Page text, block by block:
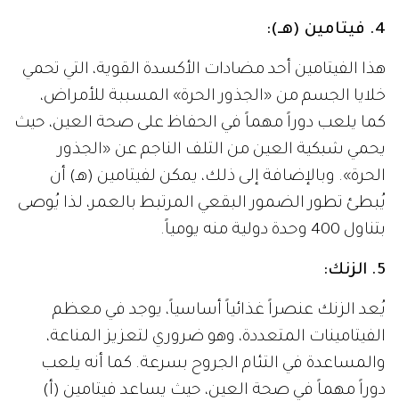
4. فيتامين (هـ ):
هذا الفيتامين أحد مضادات الأكسدة القوية، التي تحمي
خلايا الجسم من «الجذور الحرة» المسببة للأمراض،
كما يلعب دوراً مهماً في الحفاظ على صحة العين، حيث
يحمي شبكية العين من التلف الناجم عن «الجذور
الحرة». وبالإضافة إلى ذلك، يمكن لفيتامين (هـ) أن
يُبطئ تطور الضمور البقعي المرتبط بالعمر، لذا يُوصى
بتناول 400 وحدة دولية منه يومياً.
5. الزنك :
يُعد الزنك عنصراً غذائياً أساسياً، يوجد في معظم
الفيتامينات المتعددة، وهو ضروري لتعزيز المناعة،
والمساعدة في التئام الجروح بسرعة. كما أنه يلعب
دوراً مهماً في صحة العين، حيث يساعد فيتامين (أ)